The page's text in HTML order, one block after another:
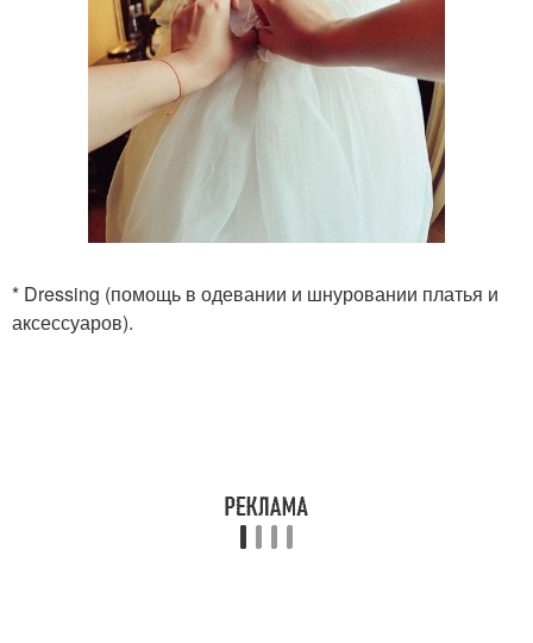
* Dressing (помощь в одевании и шнуровании платья и
аксессуаров).